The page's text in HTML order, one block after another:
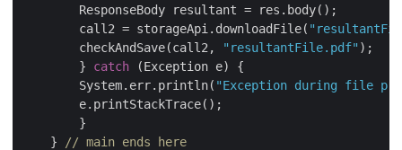
      	call2 = storageApi.downloadFile(
      	checkAndSave(call2,
"resultantFile.pdf" );
        }
catch (Exception e) {
	System.err.println(
"Exception during file
    }
// main ends here